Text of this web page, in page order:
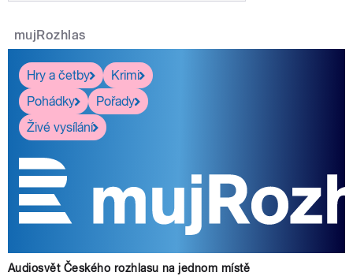
mujRozhlas
Hry a četby
Krimi
Pohádky
Pořady
Živé vysílání
Audiosvět Českého rozhlasu na jednom místě